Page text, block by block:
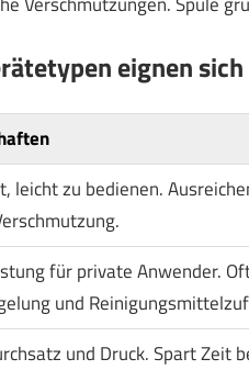
eignen
leicht zu bedienen.
für private Anwender.
und
und Druck. Spart Zeit